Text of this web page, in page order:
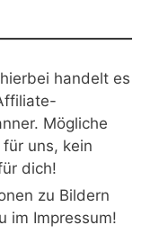
handelt es
Mögliche
für uns, kein
dich!
zu Bildern
im Impressum!